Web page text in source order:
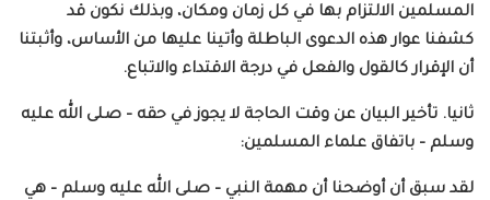
المسلمين الالتزام بها في كل زمان ومكان، وبذلك نكون قد
كشفنا عوار هذه الدعوى الباطلة وأتينا عليها من الأساس، وأثبتنا
أن الإقرار كالقول والفعل في درجة الاقتداء والاتباع.
ثانيا. تأخير البيان عن وقت الحاجة لا يجوز في حقه – صلى الله عليه
وسلم – باتفاق علماء المسلمين:
لقد سبق أن أوضحنا أن مهمة النبي – صلى الله عليه وسلم – هي